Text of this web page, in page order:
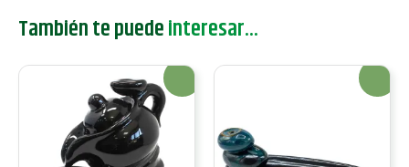
También te puedeinteresar...
¡Oferta! ¡Oferta!